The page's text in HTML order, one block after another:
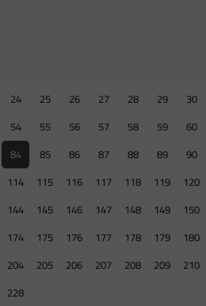
24 25 26 27 28 29
30
54 55 56 57 58 59
60
84 85 86 87 88 89
90
114 115 116 117 118 119
120
144 145 146 147 148 149
150
174 175 176 177 178 179
180
204 205 206 207 208 209
210
228